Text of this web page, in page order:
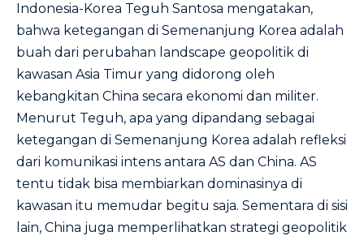
Indonesia-Korea Teguh Santosa mengatakan,
bahwa ketegangan di Semenanjung Korea adalah
buah dari perubahan landscape geopolitik di
kawasan Asia Timur yang didorong oleh
kebangkitan China secara ekonomi dan militer.
Menurut Teguh, apa yang dipandang sebagai
ketegangan di Semenanjung Korea adalah refleksi
dari komunikasi intens antara AS dan China. AS
tentu tidak bisa membiarkan dominasinya di
kawasan itu memudar begitu saja. Sementara di sisi
lain, China juga memperlihatkan strategi geopolitik